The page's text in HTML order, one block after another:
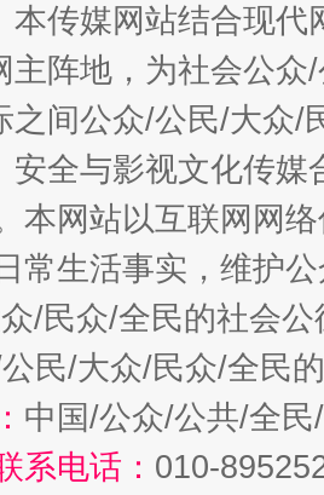
本传媒网站结合现
主阵地，为社会公
之间公众/公民/大众/
安全与影视文化传
本网站以互联网网
常生活事实，维护
/民众/全民的社会公
民/大众/民众/全民
中国/公众/公共/全
系电话： 010-